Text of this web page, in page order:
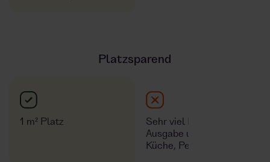
Platzsparend
1 m² Platz
Sehr viel Platz für
Ausgabe und Räume für
Küche, Personal, Gäste